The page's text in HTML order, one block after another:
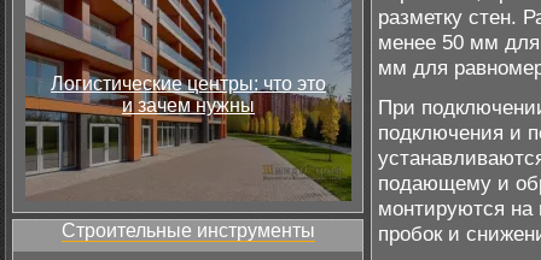
Логистические центры: что это
и зачем нужны
Строительные инструменты
разметку стен.
менее 50 мм для
мм для
При
подключения и
подающему и
монтируются на
пробок и